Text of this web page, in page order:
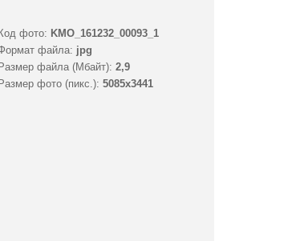
Код фото: KMO_161232_00093_1
файла: jpg
Размер файла (Мбайт): 2,9
Размер фото (пикс.): 5085x3441